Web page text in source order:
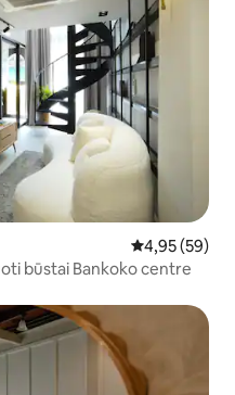
Vidutinis
4,95 (59)
būstai Bankoko centre